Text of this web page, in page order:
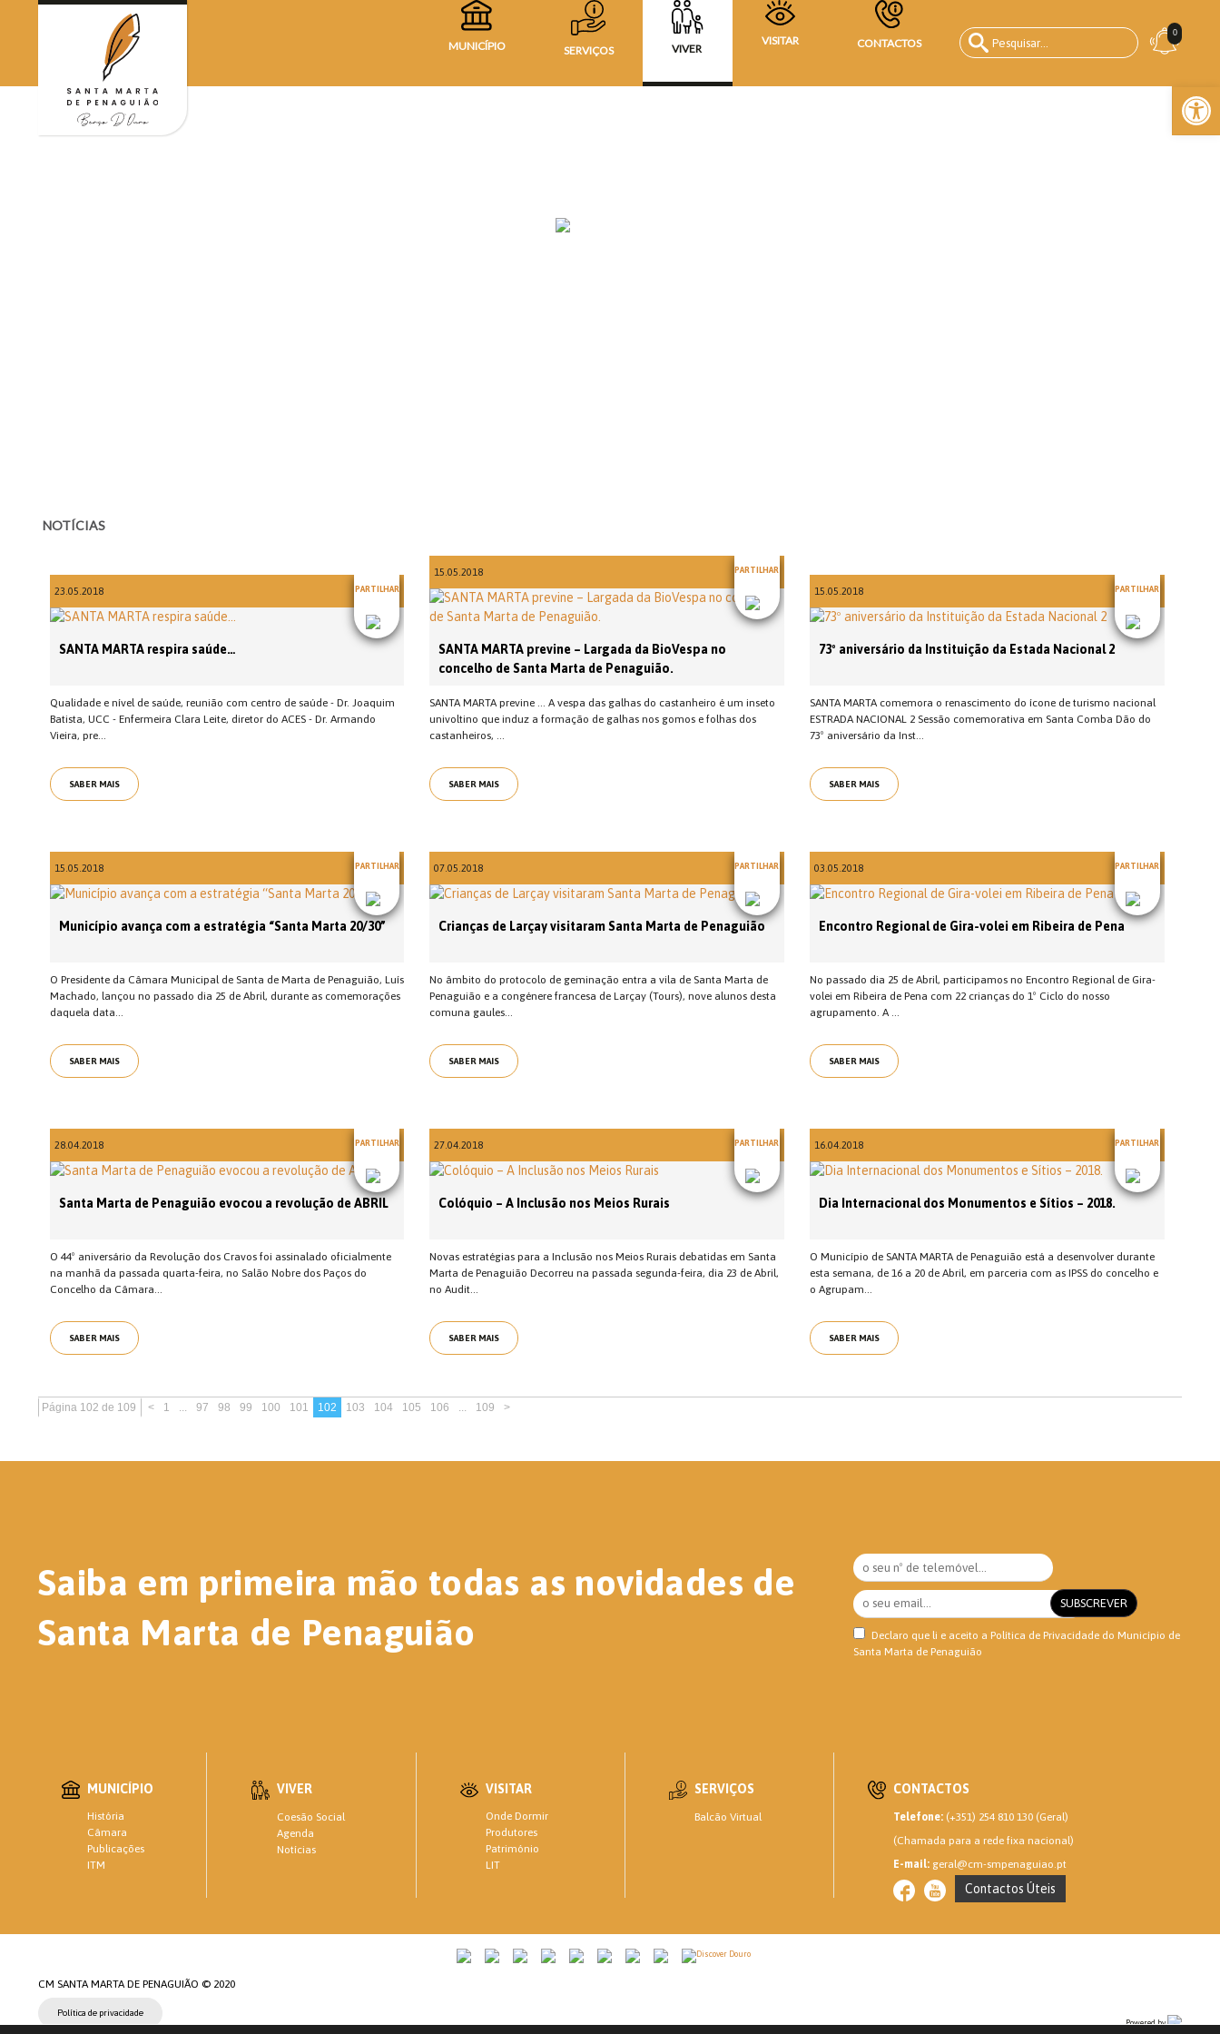
0
MUNICÍPIO SERVIÇOS VIVER
VISITAR CONTACTOS
NOTÍCIAS
23.05.2018 PARTILHAR
SANTA MARTA respira saúde…
Qualidade e nível de saúde, reunião com centro de saúde - Dr. Joaquim
Batista, UCC - Enfermeira Clara Leite, diretor do ACES - Dr. Armando
Vieira, pre...
SABER MAIS
15.05.2018 PARTILHAR
SANTA MARTA previne – Largada da BioVespa no
concelho de Santa Marta de Penaguião.
SANTA MARTA previne … A vespa das galhas do castanheiro é um inseto
univoltino que induz a formação de galhas nos gomos e folhas dos
castanheiros, ...
SABER MAIS
15.05.2018 PARTILHAR
73º aniversário da Instituição da Estada Nacional 2
SANTA MARTA comemora o renascimento do ícone de turismo nacional
ESTRADA NACIONAL 2 Sessão comemorativa em Santa Comba Dão do
73º aniversário da Inst...
SABER MAIS
15.05.2018 PARTILHAR
Município avança com a estratégia “Santa Marta 20/30”
O Presidente da Câmara Municipal de Santa de Marta de Penaguião, Luís
Machado, lançou no passado dia 25 de Abril, durante as comemorações
daquela data...
SABER MAIS
07.05.2018 PARTILHAR
Crianças de Larçay visitaram Santa Marta de Penaguião
No âmbito do protocolo de geminação entra a vila de Santa Marta de
Penaguião e a congénere francesa de Larçay (Tours), nove alunos desta
comuna gaules...
SABER MAIS
03.05.2018 PARTILHAR
Encontro Regional de Gira-volei em Ribeira de Pena
No passado dia 25 de Abril, participamos no Encontro Regional de Gira-
volei em Ribeira de Pena com 22 crianças do 1º Ciclo do nosso
agrupamento. A ...
SABER MAIS
28.04.2018 PARTILHAR
Santa Marta de Penaguião evocou a revolução de ABRIL
O 44º aniversário da Revolução dos Cravos foi assinalado oficialmente
na manhã da passada quarta-feira, no Salão Nobre dos Paços do
Concelho da Câmara...
SABER MAIS
27.04.2018 PARTILHAR
Colóquio – A Inclusão nos Meios Rurais
Novas estratégias para a Inclusão nos Meios Rurais debatidas em Santa
Marta de Penaguião Decorreu na passada segunda-feira, dia 23 de Abril,
no Audit...
SABER MAIS
16.04.2018 PARTILHAR
Dia Internacional dos Monumentos e Sítios – 2018.
O Município de SANTA MARTA de Penaguião está a desenvolver durante
esta semana, de 16 a 20 de Abril, em parceria com as IPSS do concelho e
o Agrupam...
SABER MAIS
Página 102 de 109 < 1 ... 97 98 99 100 101 102 103 104 105 106 ... 109 >
Saiba em primeira mão todas as novidades de
Santa Marta de Penaguião
Declaro que li e aceito a Política de Privacidadedo Município de
Santa Marta de Penaguião
MUNICÍPIO
História
Câmara
Publicações
ITM
VIVER
Coesão Social
Agenda
Notícias
VISITAR
Onde Dormir
Produtores
Património
LIT
SERVIÇOS
Balcão Virtual
CONTACTOS
Telefone:(+351) 254 810 130 (Geral)
(Chamada para a rede fixa nacional)
E-mail:geral@cm-smpenaguiao.pt
Contactos Úteis
CM SANTA MARTA DE PENAGUIÃO © 2020
Política de privacidade
Powered by